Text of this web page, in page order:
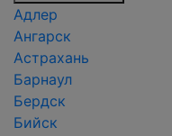
Адлер
Ангарск
Астрахань
Барнаул
Бердск
Бийск